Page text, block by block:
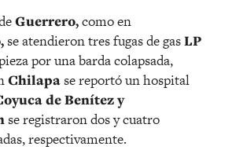
Guerrero,como en
se atendieron tres fugas de gasLP
por una barda colapsada,
Chilapase reportó un hospital
de Benítez y
se registraron dos y cuatro
respectivamente.